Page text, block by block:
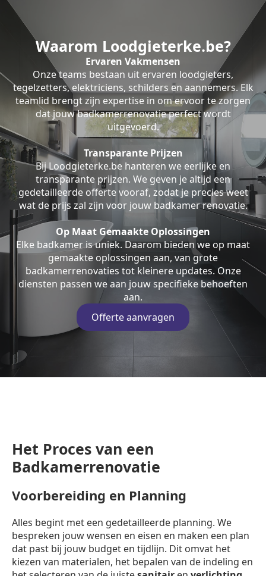
Waarom Loodgieterke.be?
Ervaren Vakmensen
Onze teams bestaan uit ervaren loodgieters,
tegelzetters, elektriciens, schilders en aannemers. Elk
teamlid brengt zijn expertise in om ervoor te zorgen
dat jouw badkamerrenovatie perfect wordt
uitgevoerd.
Transparante Prijzen
Bij Loodgieterke.be hanteren we eerlijke en
transparante prijzen. We geven je altijd een
gedetailleerde offerte vooraf, zodat je precies weet
wat de prijs zal zijn voor jouw badkamer renovatie.
Op Maat Gemaakte Oplossingen
Elke badkamer is uniek. Daarom bieden we op maat
gemaakte oplossingen aan, van grote
badkamerrenovaties tot kleinere updates. Onze
diensten passen we aan jouw specifieke behoeften
aan.
Offerte aanvragen
Het Proces van een
Badkamerrenovatie
Voorbereiding en Planning
Alles begint met een gedetailleerde planning. We
bespreken jouw wensen en eisen en maken een plan
dat past bij jouw budget en tijdlijn. Dit omvat het
kiezen van materialen, het bepalen van de indeling en